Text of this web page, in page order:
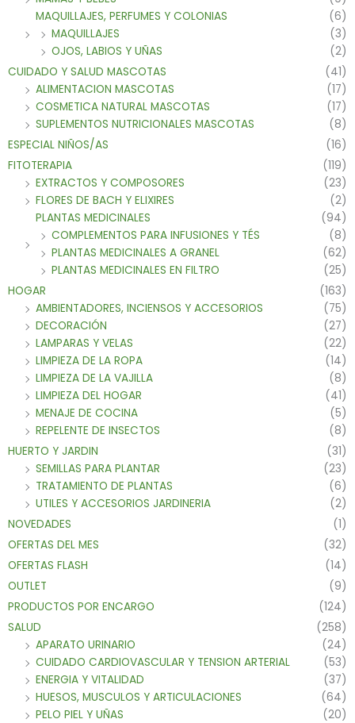
MAQUILLAJES, PERFUMES Y COLONIAS
(6)
MAQUILLAJES
(3)
OJOS, LABIOS Y UÑAS
(2)
CUIDADO Y SALUD MASCOTAS
(41)
ALIMENTACION MASCOTAS
(17)
COSMETICA NATURAL MASCOTAS
(17)
SUPLEMENTOS NUTRICIONALES MASCOTAS
(8)
ESPECIAL NIÑOS/AS
(16)
FITOTERAPIA
(119)
EXTRACTOS Y COMPOSORES
(23)
FLORES DE BACH Y ELIXIRES
(2)
PLANTAS MEDICINALES
(94)
COMPLEMENTOS PARA INFUSIONES Y TÉS
(8)
PLANTAS MEDICINALES A GRANEL
(62)
PLANTAS MEDICINALES EN FILTRO
(25)
HOGAR
(163)
AMBIENTADORES, INCIENSOS Y ACCESORIOS
(75)
DECORACIÓN
(27)
LAMPARAS Y VELAS
(22)
LIMPIEZA DE LA ROPA
(14)
LIMPIEZA DE LA VAJILLA
(8)
LIMPIEZA DEL HOGAR
(41)
MENAJE DE COCINA
(5)
REPELENTE DE INSECTOS
(8)
HUERTO Y JARDIN
(31)
SEMILLAS PARA PLANTAR
(23)
TRATAMIENTO DE PLANTAS
(6)
UTILES Y ACCESORIOS JARDINERIA
(2)
NOVEDADES
(1)
OFERTAS DEL MES
(32)
OFERTAS FLASH
(14)
OUTLET
(9)
PRODUCTOS POR ENCARGO
(124)
SALUD
(258)
APARATO URINARIO
(24)
CUIDADO CARDIOVASCULAR Y TENSION ARTERIAL
(53)
ENERGIA Y VITALIDAD
(37)
HUESOS, MUSCULOS Y ARTICULACIONES
(64)
PELO PIEL Y UÑAS
(20)